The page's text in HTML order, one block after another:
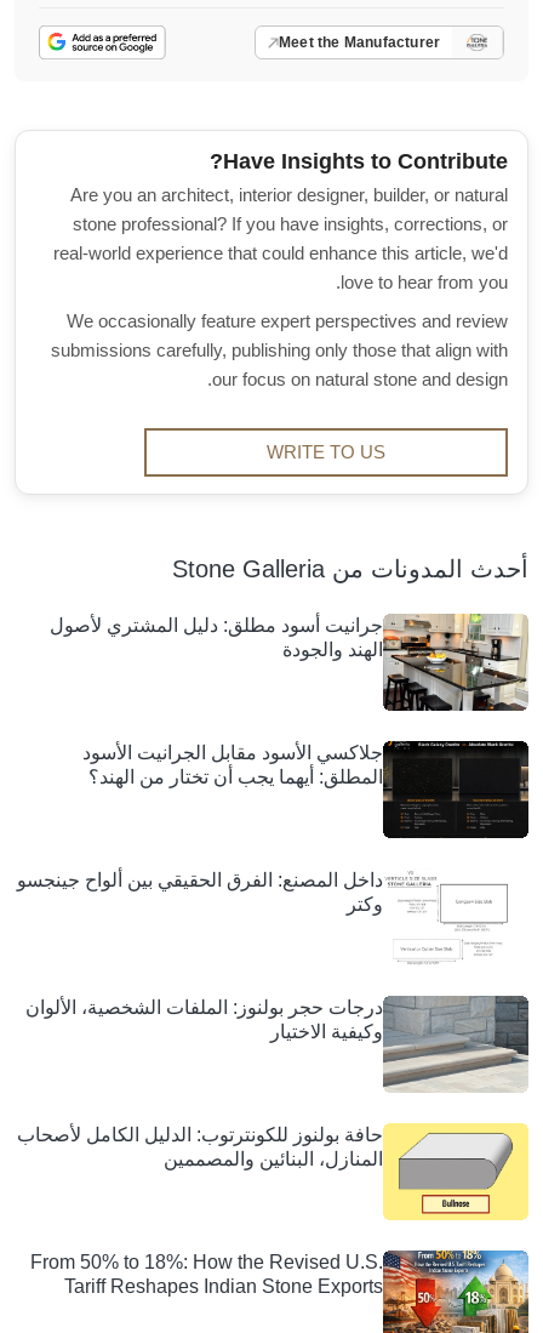
Meet the Manufacturer
Have Insights to Contribute?
Are you an architect, interior designer, builder, or natural
stone professional? If you have insights, corrections, or
real-world experience that could enhance this article, we'd
love to hear from you.
We occasionally feature expert perspectives and review
submissions carefully, publishing only those that align with
our focus on natural stone and design.
WRITE TO US
أحدث المدونات من Stone Galleria
جرانيت أسود مطلق: دليل المشتري لأصول
الهند والجودة
جلاكسي الأسود مقابل الجرانيت الأسود
المطلق: أيهما يجب أن تختار من الهند؟
داخل المصنع: الفرق الحقيقي بين ألواح جينجسو
وكتر
درجات حجر بولنوز: الملفات الشخصية، الألوان
وكيفية الاختيار
حافة بولنوز للكونترتوب: الدليل الكامل لأصحاب
المنازل، البنائين والمصممين
From 50% to 18%: How the Revised U.S.
Tariff Reshapes Indian Stone Exports